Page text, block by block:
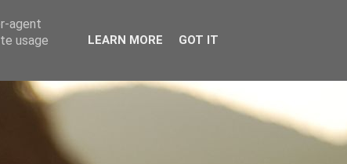
agent
usage
LEARN MORE GOT IT